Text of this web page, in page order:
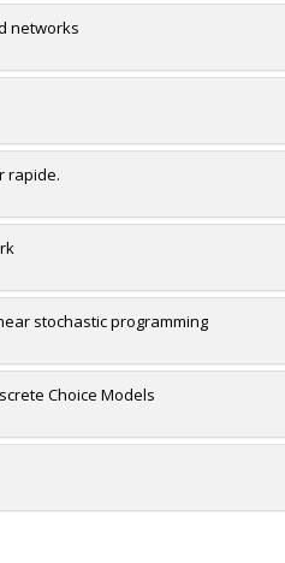
networks
rapide.
stochastic programming
Choice Models